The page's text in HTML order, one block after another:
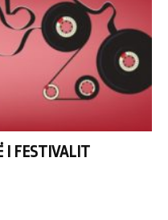
I FESTIVALIT